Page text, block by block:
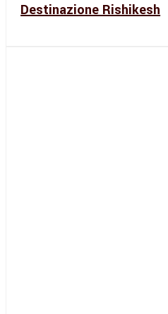
Destinazione Rishikesh